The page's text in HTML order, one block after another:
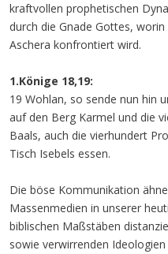
kraftvollen prophetischen
durch die Gnade Gottes,
Aschera konfrontiert wird.
1.Könige 18,19:
19 Wohlan, so sende nun hin
auf den Berg Karmel und die
Baals, auch die vierhundert
Tisch Isebels essen.
Die böse Kommunikation
Massenmedien in unserer
biblischen Maßstäben
sowie verwirrenden